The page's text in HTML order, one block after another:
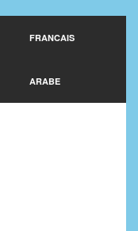
FRANCAIS
ARABE